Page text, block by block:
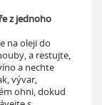
z jednoho
na oleji do
a restujte,
a nechte
vývar,
ohni, dokud